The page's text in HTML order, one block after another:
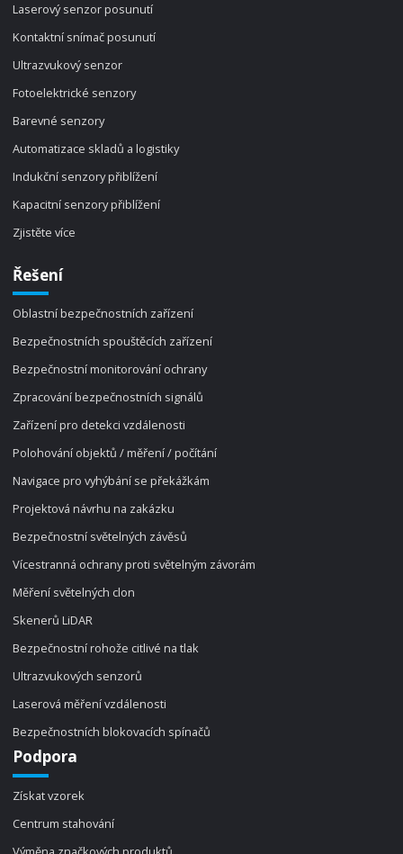
Laserový senzor posunutí
Kontaktní snímač posunutí
Ultrazvukový senzor
Fotoelektrické senzory
Barevné senzory
Automatizace skladů a logistiky
Indukční senzory přiblížení
Kapacitní senzory přiblížení
Zjistěte více
Řešení
Oblastní bezpečnostních zařízení
Bezpečnostních spouštěcích zařízení
Bezpečnostní monitorování ochrany
Zpracování bezpečnostních signálů
Zařízení pro detekci vzdálenosti
Polohování objektů / měření / počítání
Navigace pro vyhýbání se překážkám
Projektová návrhu na zakázku
Bezpečnostní světelných závěsů
Vícestranná ochrany proti světelným závorám
Měření světelných clon
Skenerů LiDAR
Bezpečnostní rohože citlivé na tlak
Ultrazvukových senzorů
Laserová měření vzdálenosti
Bezpečnostních blokovacích spínačů
Podpora
Získat vzorek
Centrum stahování